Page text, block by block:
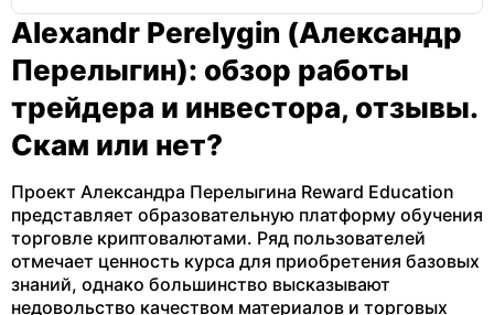
Alexandr Perelygin (Александр
Перелыгин): обзор работы
трейдера и инвестора, отзывы.
Скам или нет?
Проект Александра Перелыгина Reward Education
представляет образовательную платформу обучения
торговле криптовалютами. Ряд пользователей
отмечает ценность курса для приобретения базовых
знаний, однако большинство высказывают
недовольство качеством материалов и торговых